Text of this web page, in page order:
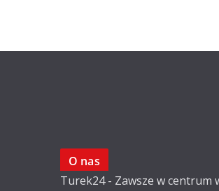
O nas
Turek24 - Zawsze w centrum